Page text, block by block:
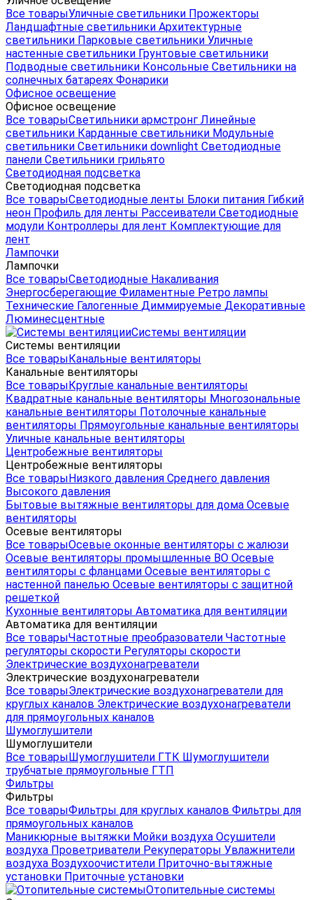
Все товарыУличные светильники Прожекторы
Ландшафтные светильники Архитектурные
светильники Парковые светильники Уличные
настенные светильники Грунтовые светильники
Подводные светильники Консольные Светильники на
солнечных батареях Фонарики
Офисное освещение
Офисное освещение
Все товарыСветильники армстронг Линейные
светильники Карданные светильники Модульные
светильники Светильники downlight Светодиодные
панели Светильники грильято
Светодиодная подсветка
Светодиодная подсветка
Все товарыСветодиодные ленты Блоки питания Гибкий
неон Профиль для ленты Рассеиватели Светодиодные
модули Контроллеры для лент Комплектующие для
лент
Лампочки
Лампочки
Все товарыСветодиодные Накаливания
Энергосберегающие Филаментные Ретро лампы
Технические Галогенные Диммируемые Декоративные
Люминесцентные
Системы вентиляции
Системы вентиляции
Все товарыКанальные вентиляторы
Канальные вентиляторы
Все товарыКруглые канальные вентиляторы
Квадратные канальные вентиляторы Многозональные
канальные вентиляторы Потолочные канальные
вентиляторы Прямоугольные канальные вентиляторы
Уличные канальные вентиляторы
Центробежные вентиляторы
Центробежные вентиляторы
Все товарыНизкого давления Среднего давления
Высокого давления
Бытовые вытяжные вентиляторы для дома Осевые
вентиляторы
Осевые вентиляторы
Все товарыОсевые оконные вентиляторы с жалюзи
Осевые вентиляторы промышленные ВО Осевые
вентиляторы с фланцами Осевые вентиляторы с
настенной панелью Осевые вентиляторы с защитной
решеткой
Кухонные вентиляторы Автоматика для вентиляции
Автоматика для вентиляции
Все товарыЧастотные преобразователи Частотные
регуляторы скорости Регуляторы скорости
Электрические воздухонагреватели
Электрические воздухонагреватели
Все товарыЭлектрические воздухонагреватели для
круглых каналов Электрические воздухонагреватели
для прямоугольных каналов
Шумоглушители
Шумоглушители
Все товарыШумоглушители ГТК Шумоглушители
трубчатые прямоугольные ГТП
Фильтры
Фильтры
Все товарыФильтры для круглых каналов Фильтры для
прямоугольных каналов
Маникюрные вытяжки Мойки воздуха Осушители
воздуха Проветриватели Рекуператоры Увлажнители
воздуха Воздухоочистители Приточно-вытяжные
установки Приточные установки
Отопительные системы